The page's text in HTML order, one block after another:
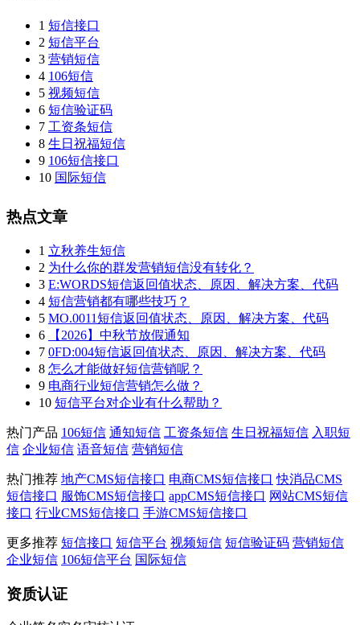
1 短信接口
2 短信平台
3 营销短信
4 106短信
5 视频短信
6 短信验证码
7 工资条短信
8 生日祝福短信
9 106短信接口
10 国际短信
热点文章
1 立秋养生短信
2 为什么你的群发营销短信没有转化？
3 E:WORDS短信返回值状态、原因、解决方案、代码
4 短信营销都有哪些技巧？
5 MO.0011短信返回值状态、原因、解决方案、代码
6
【2026】中秋节放假通知
7 0FD:004短信返回值状态、原因、解决方案、代码
8 怎么才能做好短信营销呢？
9 电商行业短信营销怎么做？
10 短信平台对企业有什么帮助？
热门产品 106短信 通知短信 工资条短信 生日祝福短信 入职短
信 企业短信 语音短信 营销短信
热门推荐 地产CMS短信接口 电商CMS短信接口 快消品CMS
短信接口 服饰CMS短信接口 appCMS短信接口 网站CMS短信
接口 行业CMS短信接口 手游CMS短信接口
更多推荐 短信接口 短信平台 视频短信 短信验证码 营销短信
企业短信 106短信平台 国际短信
资质认证